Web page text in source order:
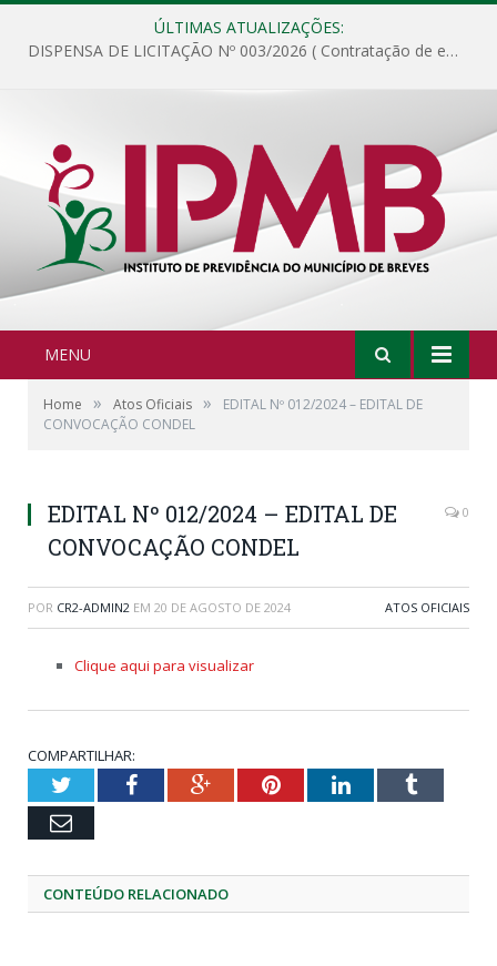
ÚLTIMAS ATUALIZAÇÕES:
DISPENSA DE LICITAÇÃO Nº 003/2026 ( Contratação de empresa para fornecimento de gêneros alimentícios não perecíveis, materiais de expediente, descartáveis, copa e cozinha, para análise e posterior publicação.)
MENU
Home » Atos Oficiais »
EDITAL Nº 012/2024 – EDITAL DE
CONVOCAÇÃO CONDEL
EDITAL Nº 012/2024 – EDITAL DE
CONVOCAÇÃO CONDEL
0
POR CR2-ADMIN2 EM 20 DE AGOSTO DE 2024 ATOS OFICIAIS
Clique aqui para visualizar
COMPARTILHAR:
TwitterFacebookGoogle+PinterestLinkedInTumblr
Email
CONTEÚDO RELACIONADO